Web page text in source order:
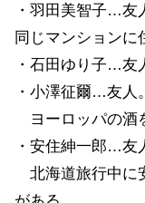
・羽田美智子…友
同じマンションに
・石田ゆり子…友
・小澤征爾…友人
ヨーロッパの酒
・安住紳一郎…友
北海道旅行中に